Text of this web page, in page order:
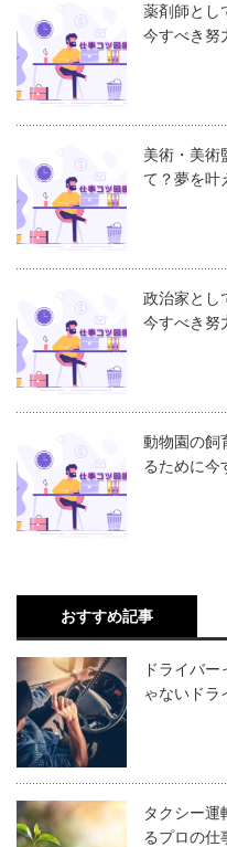
薬剤師とし
今すべき努
美術・美術
て？夢を叶
政治家とし
今すべき努
動物園の飼
るために今
おすすめ記事
ドライバ
ゃないドラ
タクシー運
るプロの仕